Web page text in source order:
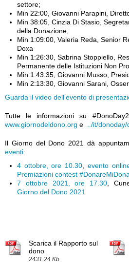
settore;
Min 22:00, Giovanni Parapini,
Min 38:05, Cinzia Di Stasio,
della Donazione;
Min 1:09:00, Valeria Reda, Senior
Doxa
Min 1:26:30, Sabrina Stoppiello,
Permanente delle Istituzioni Non
Min 1:43:35, Giovanni Musso,
Min 2:13:30, Giovanni Sarani,
Guarda il video dell'evento di
Tutte le informazioni su
www.giornodeldono.org e ../it/
Il Giorno del Dono 2021 dà
eventi:
4 ottobre, ore 10.30
evento
Premiazioni contest #DonareMiDona
7 ottobre 2021, ore 17.30 ,
Giorno del Dono 2021
Scarica il Rapporto sul
dono
2431.24 Kb